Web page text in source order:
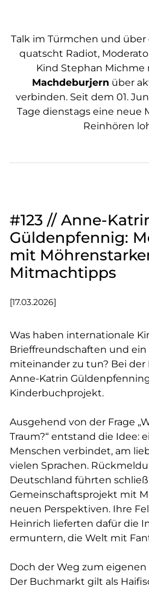
Talk im Türmchen und
quatscht Radiot,
Kind Stephan Michme
Machdeburjern über
verbinden. Seit dem 01.
Tage dienstags eine neue
Reinhören
#123 // Anne-
Güldenpfennig:
mit
Mitmachtipps
[17.03.2026]
Was haben internationale
Brieffreundschaften und ein
miteinander zu tun? Bei
Anne-Katrin
Kinderbuchprojekt.
Ausgehend von der Frage
Traum?“ entstand die Idee:
Menschen verbindet, am
vielen Sprachen.
Deutschland führten
Gemeinschaftsprojekt mit
neuen Perspektiven. Ihre
Heinrich lieferten dafür die
ermuntern, die Welt mit
Doch der Weg zum
Der Buchmarkt gilt als